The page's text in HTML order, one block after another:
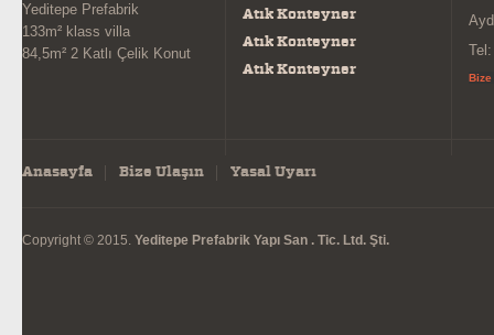
Yeditepe Prefabrik
133m² klass villa
84,5m² 2 Katlı Çelik Konut
Atık Konteyner
Atık Konteyner
Atık Konteyner
Bize
Anasayfa Bize Ulaşın Yasal Uyarı
Copyright © 2015. Yeditepe Prefabrik Yapı San . Tic. Ltd. Şti.